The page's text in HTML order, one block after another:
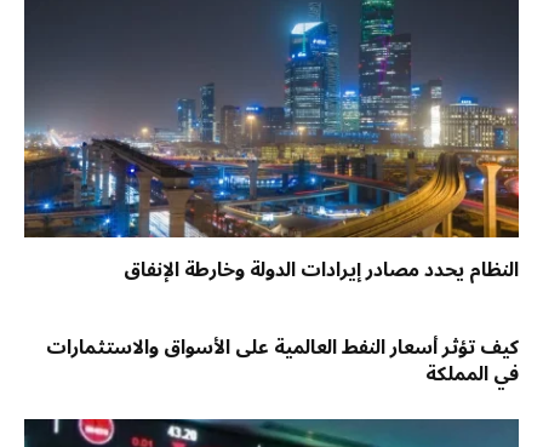
النظام يحدد مصادر إيرادات الدولة وخارطة الإنفاق
كيف تؤثر أسعار النفط العالمية على الأسواق والاستثمارات
في المملكة